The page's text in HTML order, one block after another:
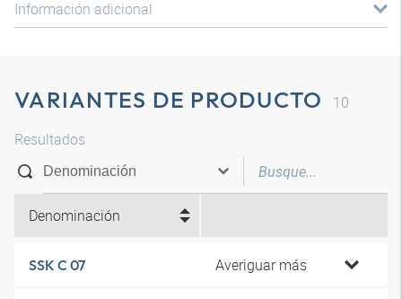
Información adicional
VARIANTES DE PRODUCTO
10
Resultados
Denominación
SSK C 07 Averiguar más